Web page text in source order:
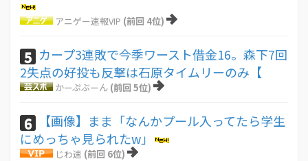
アニゲー速報VIP (前回 4位)
5 カープ3連敗で今季ワースト借金16。森下7回
2失点の好投も反撃は石原タイムリーのみ【
かーぷぶーん (前回 5位)
6
【画像】まま「なんかプール入ってたら学生
にめっちゃ見られたw」
じわ速 (前回 6位)